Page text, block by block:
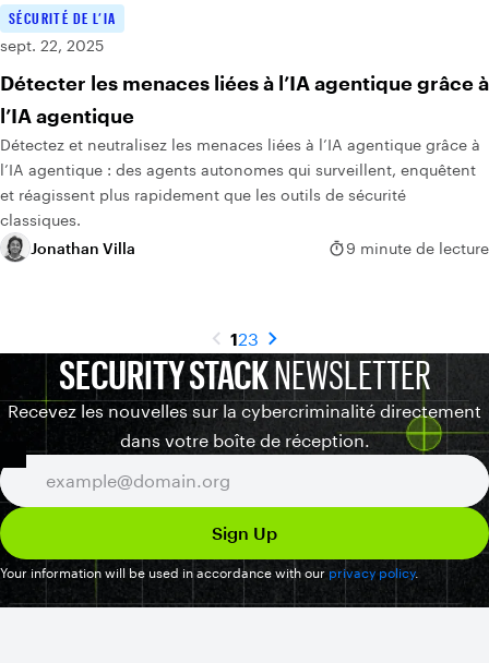
SÉCURITÉ DE L’IA
sept. 22, 2025
Détecter les menaces liées à l’IA agentique grâce à
l’IA agentique
Détectez et neutralisez les menaces liées à l’IA agentique grâce à
l’IA agentique : des agents autonomes qui surveillent, enquêtent
et réagissent plus rapidement que les outils de sécurité
classiques.
Jonathan Villa
9 minute de lecture
123
SECURITY STACKNEWSLETTER
Recevez les nouvelles sur la cybercriminalité directement
dans votre boîte de réception.
Your information will be used in accordance with our privacy policy.